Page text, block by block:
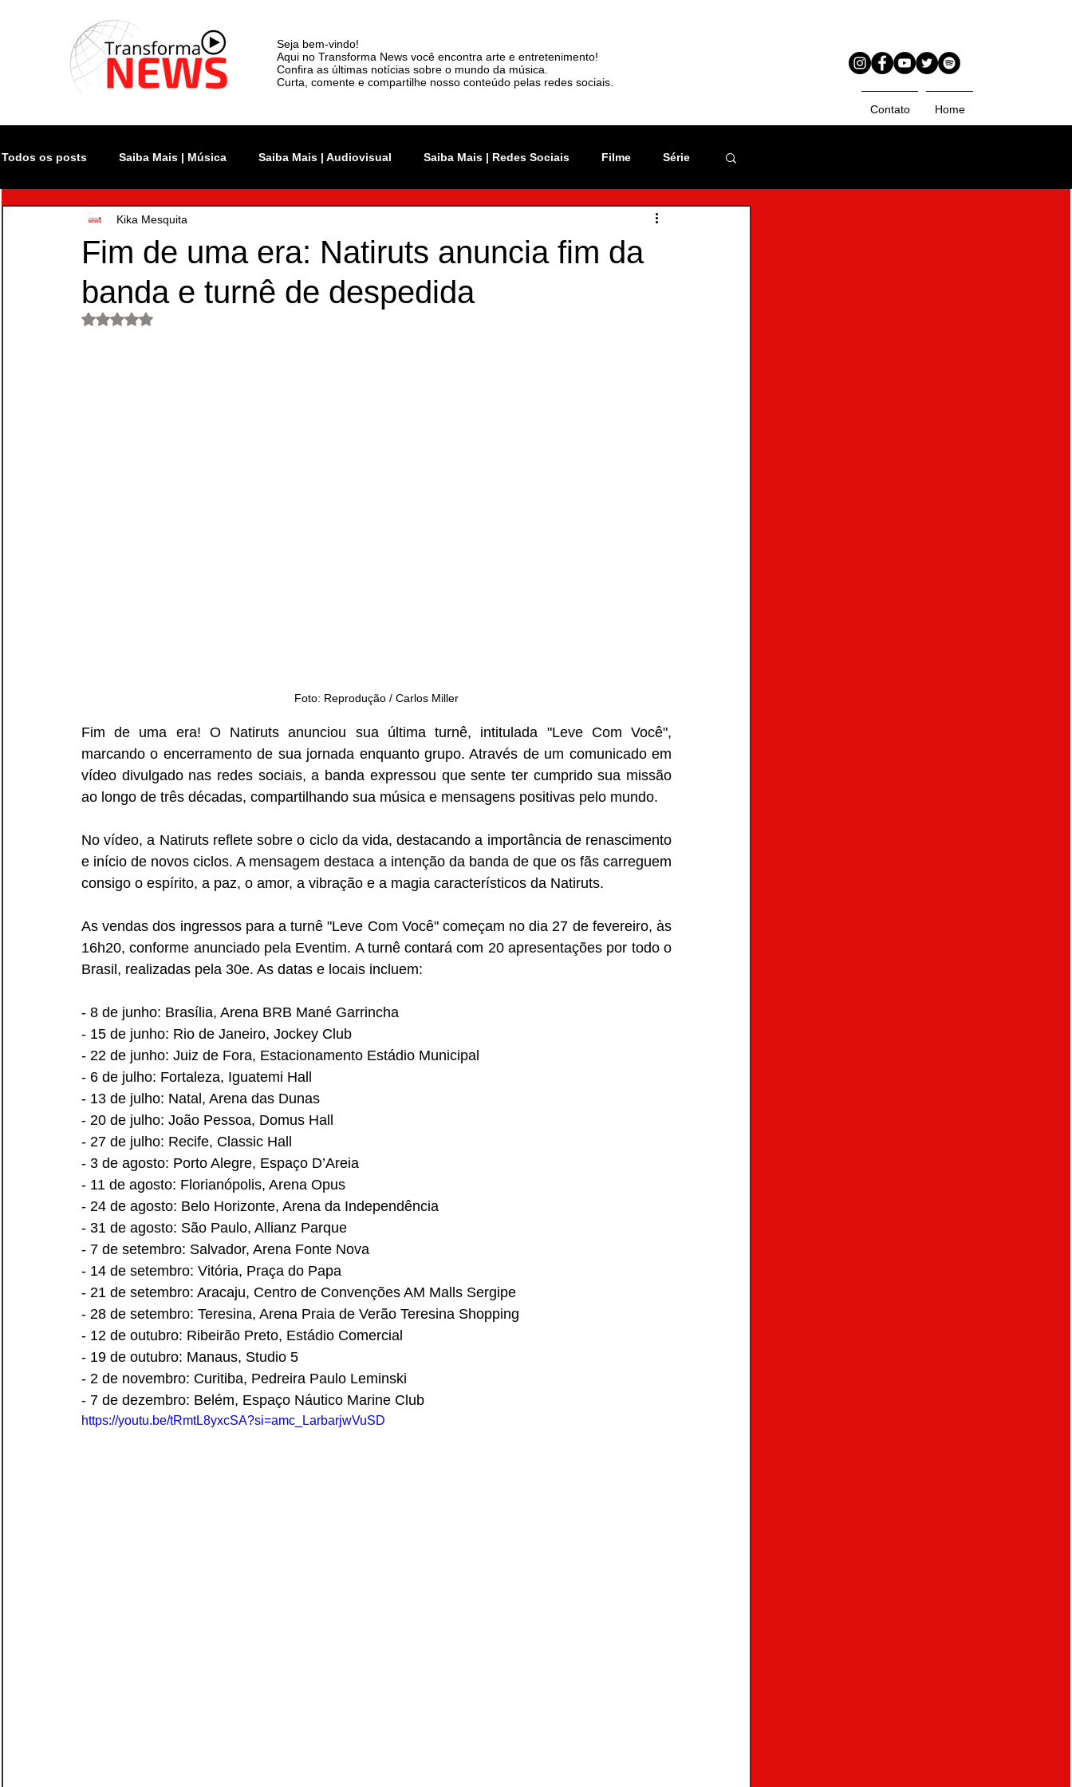
Seja bem-vindo!
Aqui no Transforma News você encontra arte e entretenimento!
Confira as últimas notícias sobre o mundo da música.
Curta, comente e compartilhe nosso conteúdo pelas redes sociais.
Contato Home
Todos os posts Saiba Mais | Música Saiba Mais | Audiovisual Saiba Mais | Redes Sociais Filme Série
Atualidade Rock In Rio
Monsters of Rock SP The Town Lollapalooza Brasil News Viralizou
Fim de uma era: Natiruts anuncia fim da
banda e turnê de despedida
Kika Mesquita
Avaliado com NaN de 5 estrelas.
Foto: Reprodução / Carlos Miller
Fim de uma era! O Natiruts anunciou sua última turnê, intitulada "Leve Com Você",
marcando o encerramento de sua jornada enquanto grupo. Através de um comunicado em
vídeo divulgado nas redes sociais, a banda expressou que sente ter cumprido sua missão
ao longo de três décadas, compartilhando sua música e mensagens positivas pelo mundo.
No vídeo, a Natiruts reflete sobre o ciclo da vida, destacando a importância de renascimento
e início de novos ciclos. A mensagem destaca a intenção da banda de que os fãs carreguem
consigo o espírito, a paz, o amor, a vibração e a magia característicos da Natiruts.
As vendas dos ingressos para a turnê "Leve Com Você" começam no dia 27 de fevereiro, às
16h20, conforme anunciado pela Eventim. A turnê contará com 20 apresentações por todo o
Brasil, realizadas pela 30e. As datas e locais incluem:
- 8 de junho: Brasília, Arena BRB Mané Garrincha
- 15 de junho: Rio de Janeiro, Jockey Club
- 22 de junho: Juiz de Fora, Estacionamento Estádio Municipal
- 6 de julho: Fortaleza, Iguatemi Hall
- 13 de julho: Natal, Arena das Dunas
- 20 de julho: João Pessoa, Domus Hall
- 27 de julho: Recife, Classic Hall
- 3 de agosto: Porto Alegre, Espaço D’Areia
- 11 de agosto: Florianópolis, Arena Opus
- 24 de agosto: Belo Horizonte, Arena da Independência
- 31 de agosto: São Paulo, Allianz Parque
- 7 de setembro: Salvador, Arena Fonte Nova
- 14 de setembro: Vitória, Praça do Papa
- 21 de setembro: Aracaju, Centro de Convenções AM Malls Sergipe
- 28 de setembro: Teresina, Arena Praia de Verão Teresina Shopping
- 12 de outubro: Ribeirão Preto, Estádio Comercial
- 19 de outubro: Manaus, Studio 5
- 2 de novembro: Curitiba, Pedreira Paulo Leminski
- 7 de dezembro: Belém, Espaço Náutico Marine Club
https://youtu.be/tRmtL8yxcSA?si=amc_LarbarjwVuSD